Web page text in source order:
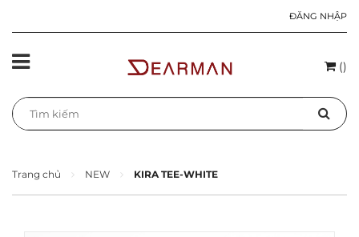
ĐĂNG NHẬP
()
Trang chủ NEW KIRA TEE-WHITE